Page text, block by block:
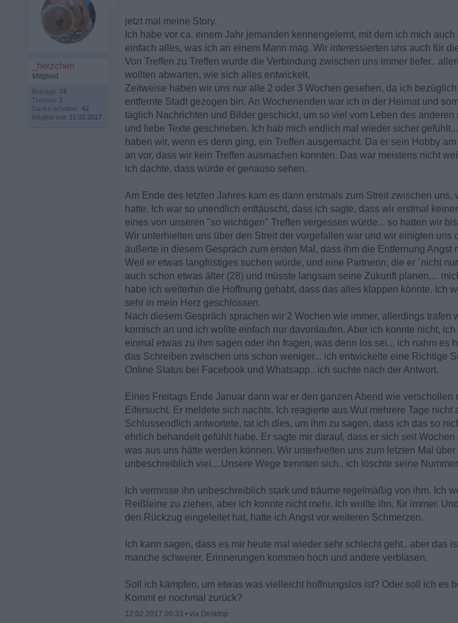
_herzchen
Mitglied
Beiträge: 74
Themen: 2
Danke erhalten: 42
Mitglied seit: 11.02.2017
jetzt mal meine Story.
Ich habe vor ca. einem Jahr jemanden kennengelernt, mit dem ich mich
einfach alles, was ich an einem Mann mag. Wir interessierten uns auch für
Von Treffen zu Treffen wurde die Verbindung zwischen uns immer tiefer..
wollten abwarten, wie sich alles entwickelt.
Zeitweise haben wir uns nur alle 2 oder 3 Wochen gesehen, da ich
entfernte Stadt gezogen bin. An Wochenenden war ich in der Heimat und
täglich Nachrichten und Bilder geschickt, um so viel vom Leben des
und liebe Texte geschrieben. Ich hab mich endlich mal wieder sicher
haben wir, wenn es denn ging, ein Treffen ausgemacht. Da er sein Hobby
an vor, dass wir kein Treffen ausmachen konnten. Das war meistens nicht
ich dachte, dass würde er genauso sehen.
Am Ende des letzten Jahres kam es dann erstmals zum Streit zwischen
hatte. Ich war so unendlich enttäuscht, dass ich sagte, dass wir erstmal
eines von unseren "so wichtigen" Treffen vergessen würde... so hatten wir
Wir unterhielten uns über den Streit der vorgefallen war und wir einigten uns
äußerte in diesem Gespräch zum ersten Mal, dass ihm die Entfernung
Weil er etwas langfristiges suchen würde, und eine Partnerin, die er ´nicht
auch schon etwas älter (28) und müsste langsam seine Zukunft planen....
habe ich weiterhin die Hoffnung gehabt, dass das alles klappen könnte. Ich
sehr in mein Herz geschlossen.
Nach diesem Gespräch sprachen wir 2 Wochen wie immer, allerdings
komisch an und ich wollte einfach nur davonlaufen. Aber ich konnte nicht,
einmal etwas zu ihm sagen oder ihn fragen, was denn los sei... ich nahm es
das Schreiben zwischen uns schon weniger... ich entwickelte eine Richtige
Online Status bei Facebook und Whatsapp.. ich suchte nach der Antwort.
Eines Freitags Ende Januar dann war er den ganzen Abend wie verschollen
Eifersucht. Er meldete sich nachts. Ich reagierte aus Wut mehrere Tage
Schlussendlich antwortete, tat ich dies, um ihm zu sagen, dass ich das so
ehrlich behandelt gefühlt habe. Er sagte mir darauf, dass er sich seit
was aus uns hätte werden können. Wir unterhielten uns zum letzten Mal
unbeschreiblich viel....Unsere Wege trennten sich.. ich löschte seine
Ich vermisse ihn unbeschreiblich stark und träume regelmäßig von ihm. Ich
Reißleine zu ziehen, aber ich konnte nicht mehr. Ich wollte ihn, für immer.
den Rückzug eingeleitet hat, hatte ich Angst vor weiteren Schmerzen.
Ich kann sagen, dass es mir heute mal wieder sehr schlecht geht.. aber das
manche schwerer. Erinnerungen kommen hoch und andere verblasen.
Soll ich kämpfen, um etwas was vielleicht hoffnungslos ist? Oder soll ich es
Kommt er nochmal zurück?
12.02.2017 00:33 •